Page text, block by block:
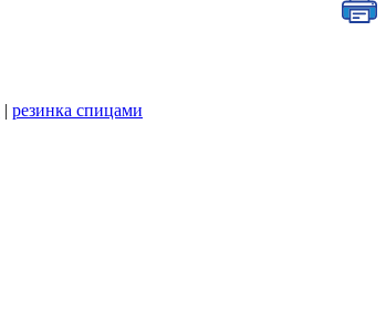
| резинка спицами